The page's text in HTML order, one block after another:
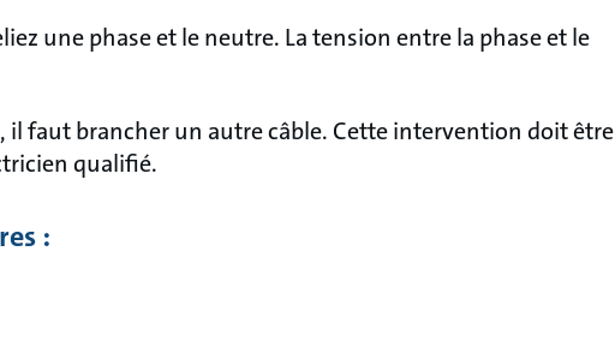
une phase et le neutre. La tension entre la phase et le
il faut brancher un autre câble. Cette intervention doit être
qualifié.
: